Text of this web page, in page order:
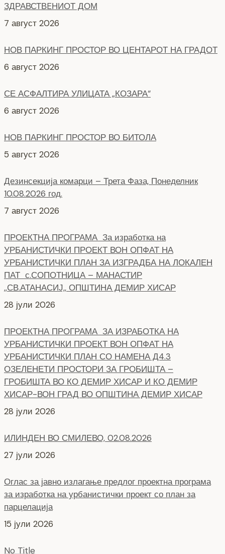
ЗДРАВСТВEНИОТ ДОМ
7 август 2026
НОВ ПАРКИНГ ПРОСТОР ВО ЦЕНТАРОТ НА ГРАДОТ
6 август 2026
СЕ АСФАЛТИРА УЛИЦАТА „КОЗАРА“
6 август 2026
НОВ ПАРКИНГ ПРОСТОР ВО БИТОЛА
5 август 2026
Дезинсекција комарци – Трета Фаза, Понеделник
10.08.2026 год.
7 август 2026
ПРОЕКТНА ПРОГРАМА За изработка на
УРБАНИСТИЧКИ ПРОЕКТ ВОН ОПФАТ НА
УРБАНИСТИЧКИ ПЛАН ЗА ИЗГРАДБА НА ЛОКАЛЕН
ПАТ с.СОПОТНИЦА – МАНАСТИР
,,СВ.АТАНАСИЈ,, ОПШТИНА ДЕМИР ХИСАР
28 јули 2026
ПРОЕКТНА ПРОГРАМА ЗА ИЗРАБОТКА НА
УРБАНИСТИЧКИ ПРОЕКТ ВОН ОПФАТ НА
УРБАНИСТИЧКИ ПЛАН СО НАМЕНА Д4.3
ОЗЕЛЕНЕТИ ПРОСТОРИ ЗА ГРОБИШТА –
ГРОБИШТА ВО КО ДЕМИР ХИСАР И КО ДЕМИР
ХИСАР-ВОН ГРАД ВО ОПШТИНА ДЕМИР ХИСАР
28 јули 2026
ИЛИНДЕН ВО СМИЛЕВО, 02.08.2026
27 јули 2026
Оглас за јавно излагање предлог проектна програма
за изработка на урбанистички проект со план за
парцелација
15 јули 2026
No Title